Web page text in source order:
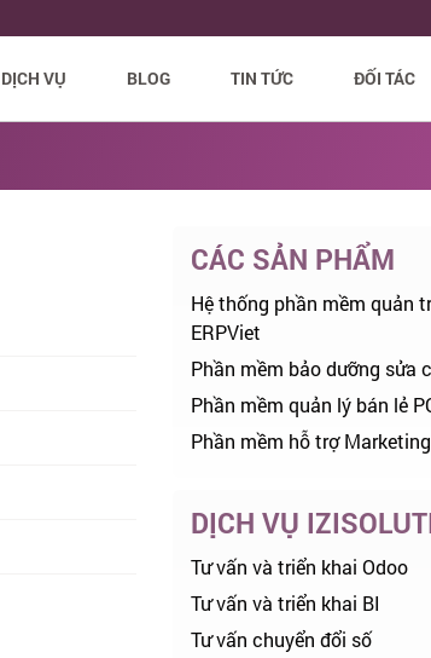
DỊCH VỤ BLOG TIN TỨC ĐỐI TÁC
CÁC SẢN PHẨM
Hệ thống phần mềm quản
ERPViet
Phần mềm bảo dưỡng sửa
Phần mềm quản lý bán lẻ
Phần mềm hỗ trợ
DỊCH VỤ
Tư vấn và triển khai Odoo
Tư vấn và triển khai BI
Tư vấn chuyển đổi số